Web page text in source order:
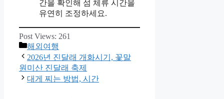
간을 확인해 섬 체류 시간을
유연히 조정하세요.
Post Views: 261
카
테
고
리
해외여행
2026년 진달래 개화시기, 꽃말
원미산 진달래 축제
대게 찌는 방법, 시간